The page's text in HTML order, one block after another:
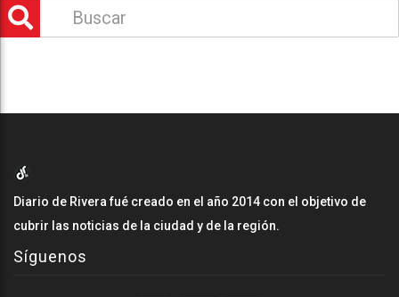
Diario de Rivera fué creado en el año 2014 con el objetivo de
cubrir las noticias de la ciudad y de la región.
Síguenos